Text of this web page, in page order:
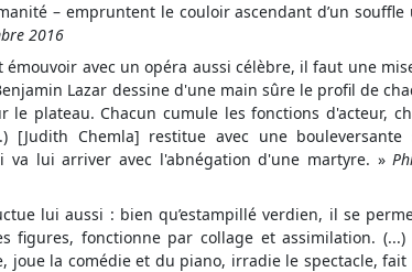
– empruntent le couloir ascendant d’un
2016
émouvoir avec un opéra aussi célèbre, il faut une
Lazar dessine d'une main sûre le profil de
le plateau. Chacun cumule les fonctions d'acteur,
[Judith Chemla] restitue avec une
va lui arriver avec l'abnégation d'une martyre. »
lui aussi : bien qu’estampillé verdien, il se
figures, fonctionne par collage et assimilation.
joue la comédie et du piano, irradie le spectacle,